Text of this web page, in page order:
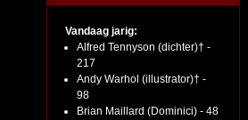
Vandaag jarig:
Alfred Tennyson (dichter)† -
217
Andy Warhol (illustrator)† -
98
Brian Maillard (Dominici) - 48